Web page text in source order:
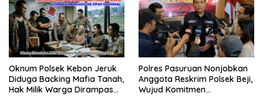
Oknum Polsek Kebon Jeruk
Diduga Backing Mafia Tanah,
Hak Milik Warga Dirampas
Polres Pasuruan Nonjobkan
Anggota Reskrim Polsek Beji,
Wujud Komitmen